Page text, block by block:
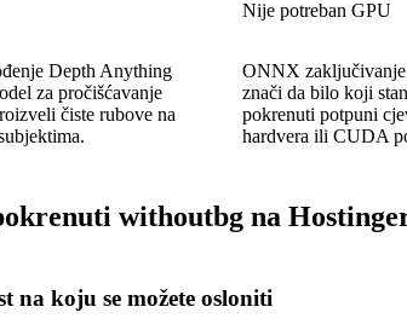
Depth Anything
za pročišćavanje
čiste rubove na
Nije potreban GPU
ONNX zaključivanje
znači da bilo koji
pokrenuti potpuni
hardvera ili CUDA
withoutbg na
na koju se možete osloniti